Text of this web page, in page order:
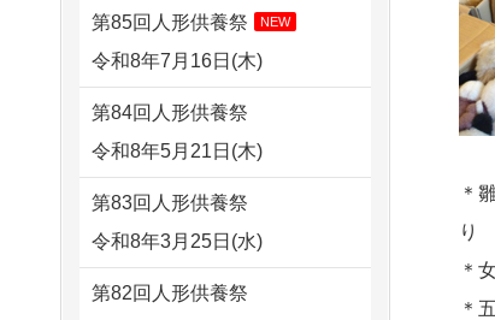
＊
り
＊
＊
千葉県の方からお申込み
2026/08/02 10:39
神奈川の方からお申込み
2026/08/02 09:15
神奈川の方からお申込み
2026/08/02 06:46
相模原の方からお申込み
2026/07/15 子供の頃から可愛
そう...
が？
供養・処分したいのですが、
お雛様とお内裏様だ...
2024/01/13供養申込みの後、
第85回人形供養祭 NEW
令和8年7月16日(木)
第84回人形供養祭
令和8年5月21日(木)
第83回人形供養祭
令和8年3月25日(水)
第82回人形供養祭